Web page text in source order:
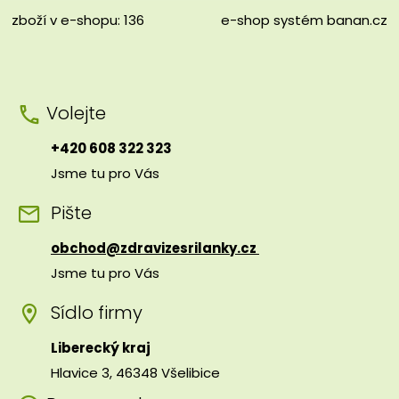
zboží v e-shopu: 136 e-shop systém banan.cz
Volejte
+420 608 322 323
Jsme tu pro Vás
Pište
obchod@zdravizesrilanky.cz
Jsme tu pro Vás
Sídlo firmy
Liberecký kraj
Hlavice 3, 46348 Všelibice